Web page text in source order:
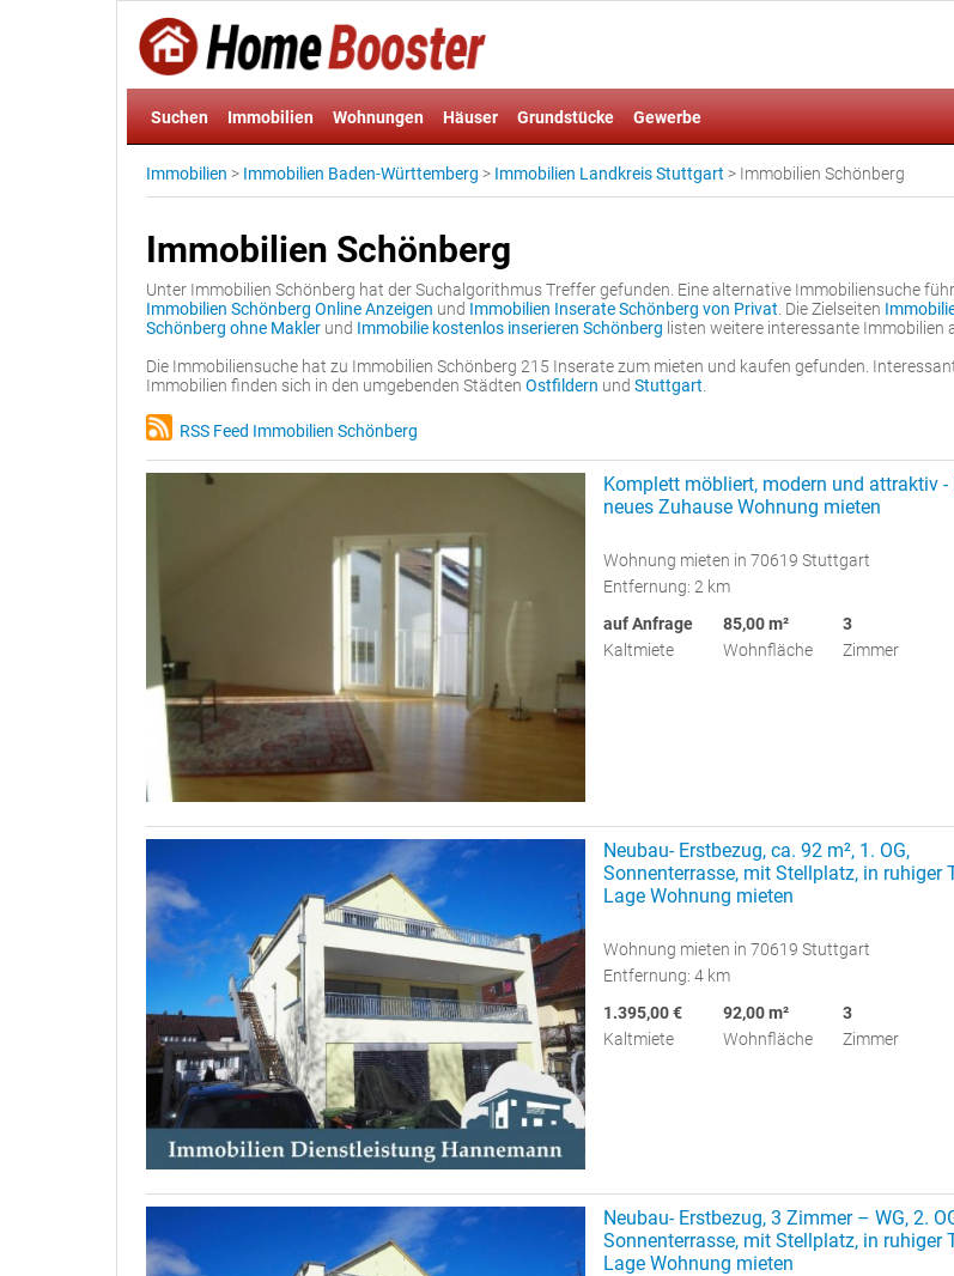
Suchen Immobilien Wohnungen Häuser Grundstücke Gewerbe
Immobilien > Immobilien Baden-Württemberg > Immobilien Landkreis Stuttgart > Immobilien Schönberg
Immobilien Schönberg
Unter Immobilien Schönberg hat der Suchalgorithmus Treffer gefunden. Eine alternative Immobiliensuche
Immobilien Schönberg Online Anzeigen und Immobilien Inserate Schönberg von Privat . Die Zielseiten
Schönberg ohne Makler und Immobilie kostenlos inserieren Schönberg listen weitere interessante Immobilien
Die Immobiliensuche hat zu Immobilien Schönberg 215 Inserate zum mieten und kaufen gefunden.
Immobilien finden sich in den umgebenden Städten Ostfildern und Stuttgart
RSS Feed Immobilien Schönberg
Komplett möbliert, modern und attraktiv -
neues Zuhause Wohnung mieten
Wohnung mieten in 70619 Stuttgart
Entfernung: 2 km
auf Anfrage
Kaltmiete
85,00 m²
Wohnfläche
3
Zimmer
Neubau- Erstbezug, ca. 92 m², 1. OG,
Sonnenterrasse, mit Stellplatz, in ruhiger
Lage Wohnung mieten
Wohnung mieten in 70619 Stuttgart
Entfernung: 4 km
1.395,00 €
Kaltmiete
92,00 m²
Wohnfläche
3
Zimmer
Neubau- Erstbezug, 3 Zimmer – WG, 2.
Sonnenterrasse, mit Stellplatz, in ruhiger
Lage Wohnung mieten